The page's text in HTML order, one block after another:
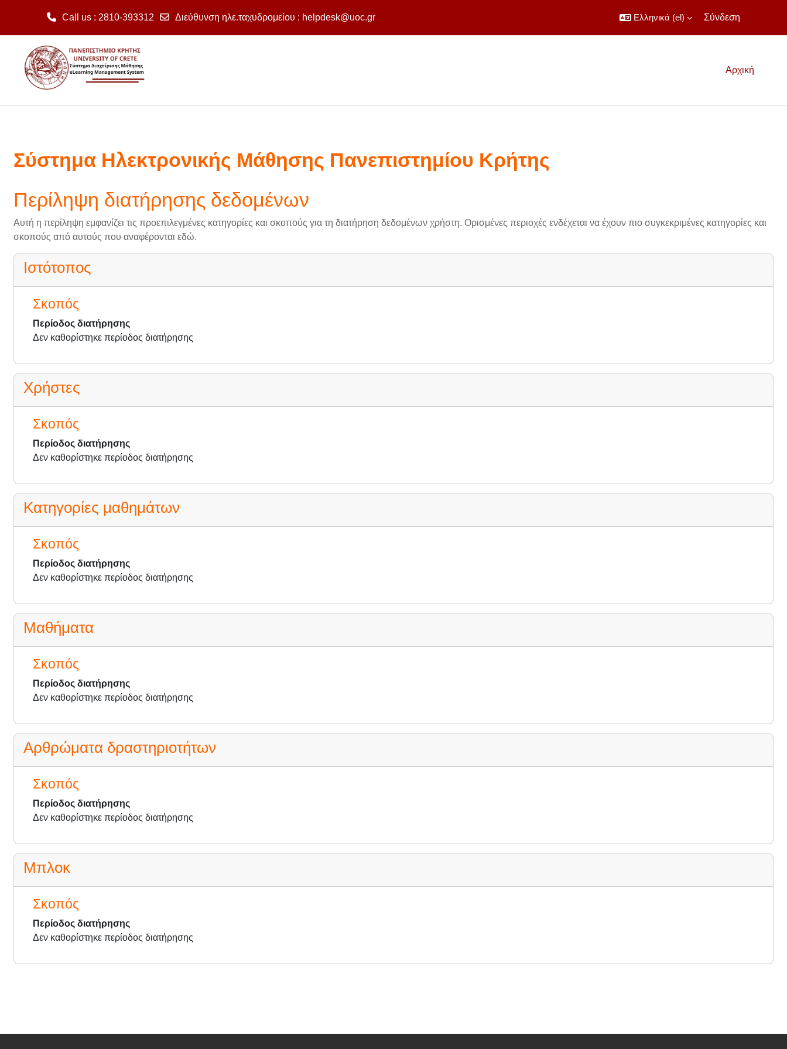
Call us : 2810-393312 Διεύθυνση ηλε.ταχυδρομείου : helpdesk@uoc.gr Ελληνικά ‎(el)‎ Σύνδεση
Αρχική
Σύστημα Ηλεκτρονικής Μάθησης Πανεπιστημίου Κρήτης
Περίληψη διατήρησης δεδομένων
Αυτή η περίληψη εμφανίζει τις προεπιλεγμένες κατηγορίες και σκοπούς για τη διατήρηση δεδομένων χρήστη. Ορισμένες περιοχές ενδέχεται να έχουν πιο συγκεκριμένες κατηγορίες και
σκοπούς από αυτούς που αναφέρονται εδώ.
Ιστότοπος
Σκοπός
Περίοδος διατήρησης
Δεν καθορίστηκε περίοδος διατήρησης
Χρήστες
Σκοπός
Περίοδος διατήρησης
Δεν καθορίστηκε περίοδος διατήρησης
Κατηγορίες μαθημάτων
Σκοπός
Περίοδος διατήρησης
Δεν καθορίστηκε περίοδος διατήρησης
Μαθήματα
Σκοπός
Περίοδος διατήρησης
Δεν καθορίστηκε περίοδος διατήρησης
Αρθρώματα δραστηριοτήτων
Σκοπός
Περίοδος διατήρησης
Δεν καθορίστηκε περίοδος διατήρησης
Μπλοκ
Σκοπός
Περίοδος διατήρησης
Δεν καθορίστηκε περίοδος διατήρησης